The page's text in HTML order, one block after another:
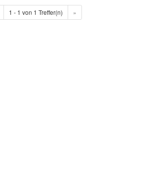
1 - 1 von 1 Treffer(n) »